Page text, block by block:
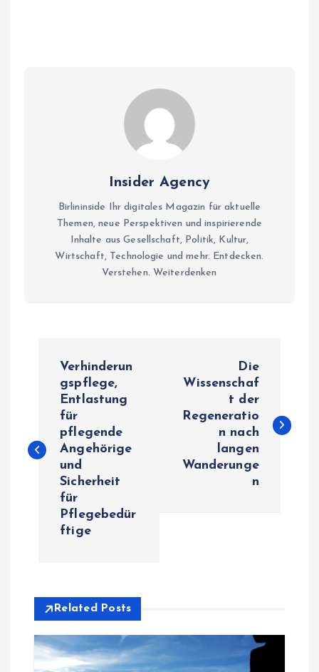
Insider Agency
Birlininside Ihr digitales Magazin für aktuelle
Themen, neue Perspektiven und inspirierende
Inhalte aus Gesellschaft, Politik, Kultur,
Wirtschaft, Technologie und mehr. Entdecken.
Verstehen. Weiterdenken
t
g
Verhinderun
gspflege,
Entlastung
für
pflegende
Angehörige
und
Sicherheit
für
Pflegebedür
ftige
Die
Wissenschaf
t der
Regeneratio
n nach
langen
Wanderunge
n
Related Posts